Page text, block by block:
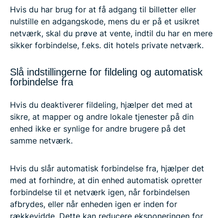
Hvis du har brug for at få adgang til billetter eller
nulstille en adgangskode, mens du er på et usikret
netværk, skal du prøve at vente, indtil du har en mere
sikker forbindelse, f.eks. dit hotels private netværk.
Slå indstillingerne for fildeling og automatisk
forbindelse fra
Hvis du deaktiverer fildeling, hjælper det med at
sikre, at mapper og andre lokale tjenester på din
enhed ikke er synlige for andre brugere på det
samme netværk.
Hvis du slår automatisk forbindelse fra, hjælper det
med at forhindre, at din enhed automatisk opretter
forbindelse til et netværk igen, når forbindelsen
afbrydes, eller når enheden igen er inden for
rækkevidde. Dette kan reducere eksponeringen for